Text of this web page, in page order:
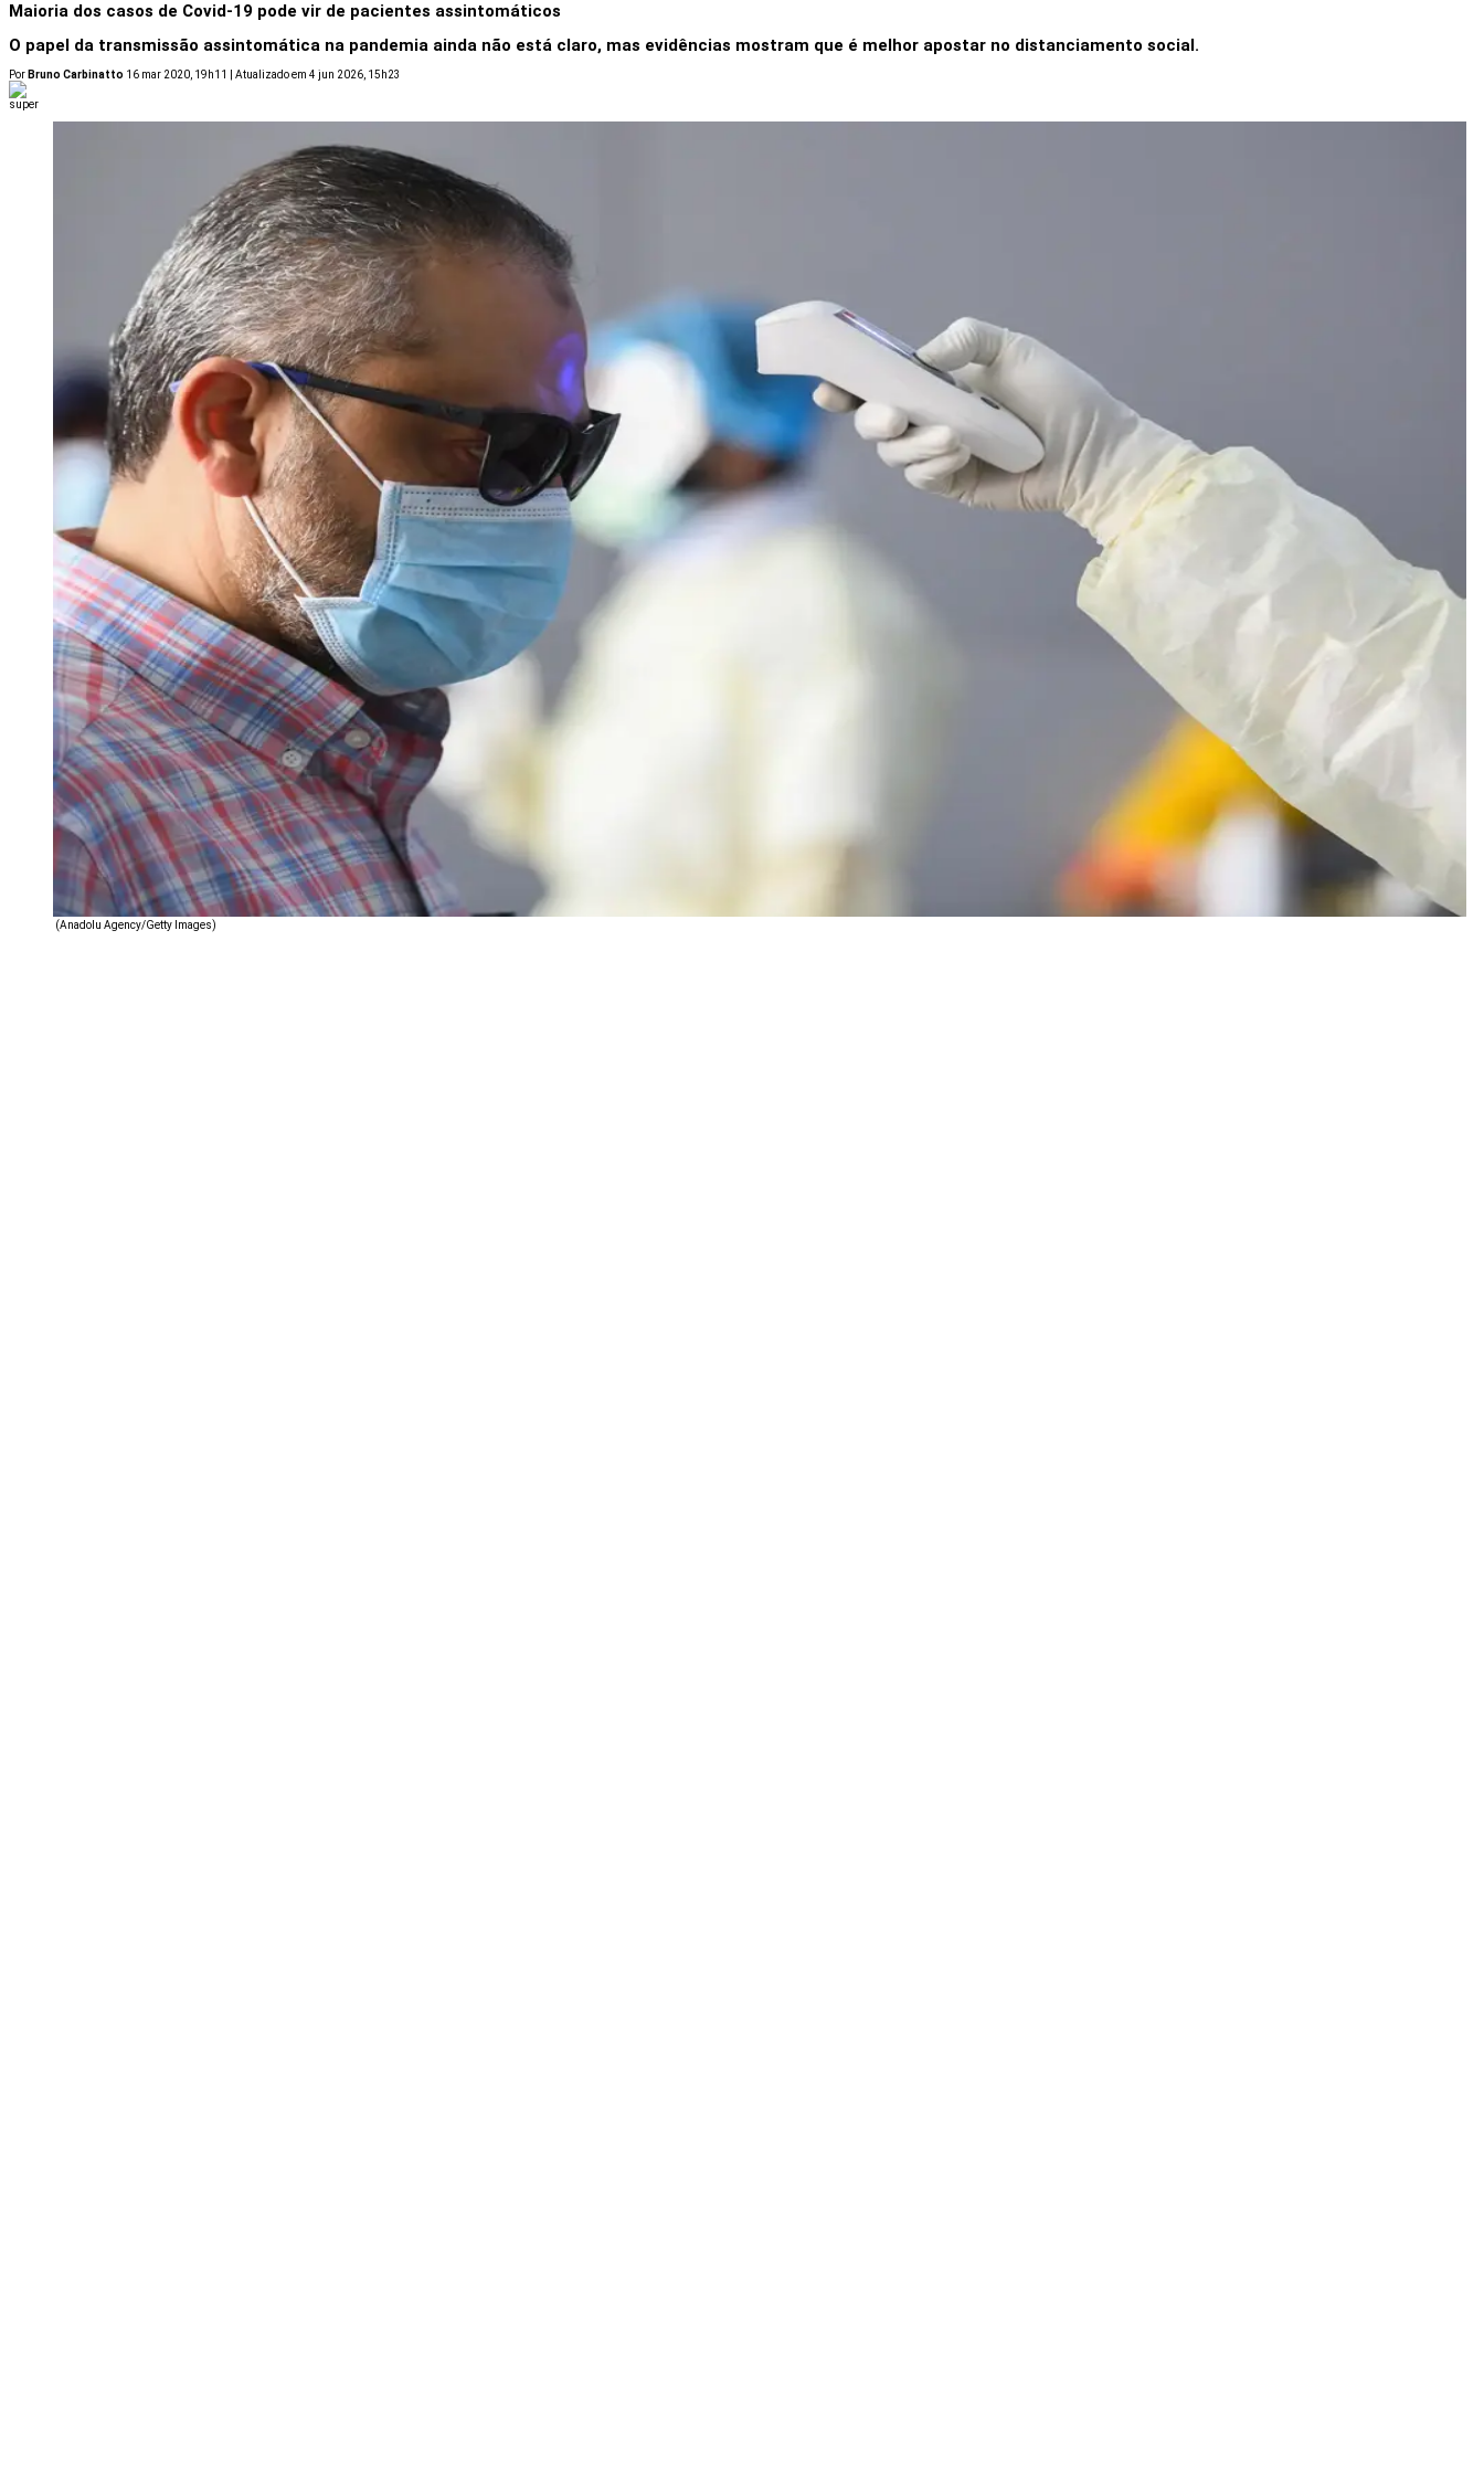
Maioria dos casos de Covid-19 pode vir de pacientes assintomáticos
O papel da transmissão assintomática na pandemia ainda não está claro, mas evidências mostram que é melhor apostar no distanciamento social.
Por Bruno Carbinatto 16 mar 2020, 19h11 | Atualizado em 4 jun 2026, 15h23
(Anadolu Agency/Getty Images)